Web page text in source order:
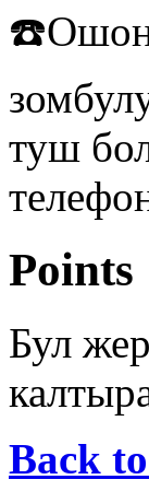
туш
Points
Бул
Back